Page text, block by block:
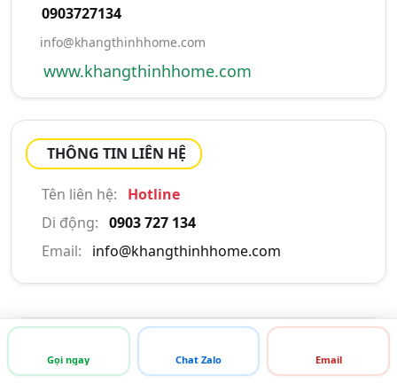
0903727134
info@khangthinhhome.com
www.khangthinhhome.com
THÔNG TIN LIÊN HỆ
Tên liên hệ:
Hotline
Di động: 0903 727 134
Email:
info@khangthinhhome.com
GIỚI THIỆU CÔNG TY
Gọi ngay Chat Zalo Email